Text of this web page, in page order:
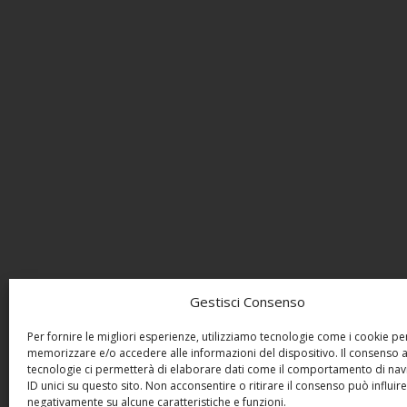
Gestisci Consenso
Per fornire le migliori esperienze, utilizziamo tecnologie come i cookie
memorizzare e/o accedere alle informazioni del dispositivo. Il consenso
tecnologie ci permetterà di elaborare dati come il comportamento di
ID unici su questo sito. Non acconsentire o ritirare il consenso può influire
negativamente su alcune caratteristiche e funzioni.